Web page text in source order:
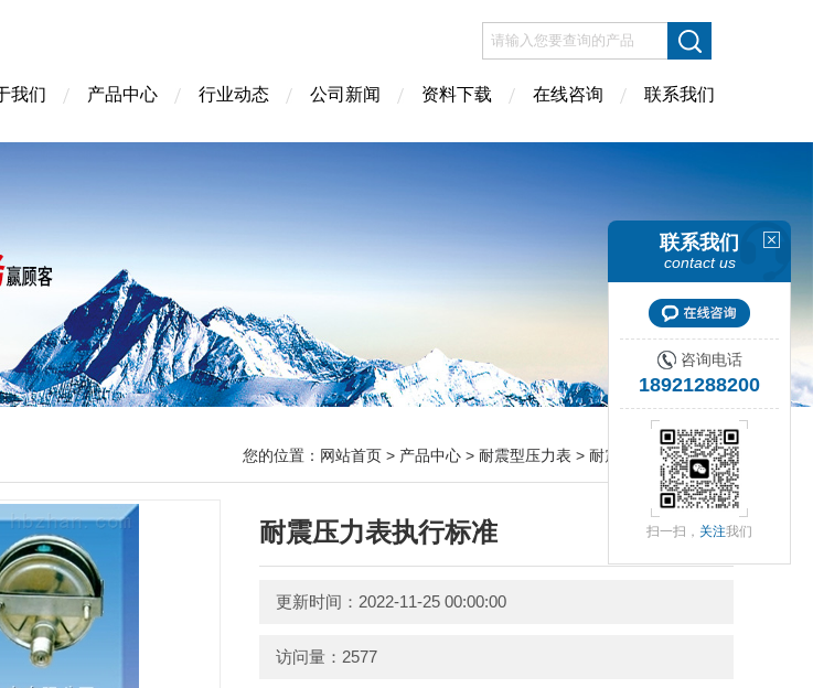
我们 产品中心 行业动态 公司新闻 资料下载 在线咨询 联系我们
您的位置： 网站首页 > 产品中心 > 耐震型压力表 > 耐震压力表执行标准
耐震压力表执行标准
更新时间：2022-11-25 00:00:00
访问量：2577
联系我们
contact us
咨询电话
18921288200
扫一扫， 关注我们